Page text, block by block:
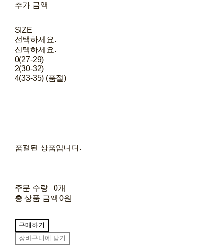
추가 금액
SIZE
선택하세요.
선택하세요.
0(27-29)
2(30-32)
4(33-35) (품절)
품절된 상품입니다.
주문 수량
0개
총 상품 금액 0원
구매하기
장바구니에 담기